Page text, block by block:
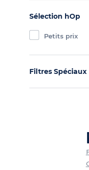
Sélection hOp
Petits prix
Filtres Spéciaux